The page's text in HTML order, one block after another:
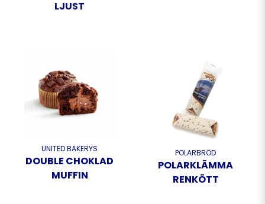
LJUST
UNITED BAKERYS
DOUBLE CHOKLAD
MUFFIN
POLARBRÖD
POLARKLÃMMA
RENKÖTT